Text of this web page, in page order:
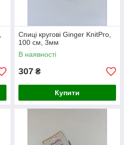
Спиці кругові Ginger KnitPro,
100 см, 3мм
В наявності
307 ₴
Купити